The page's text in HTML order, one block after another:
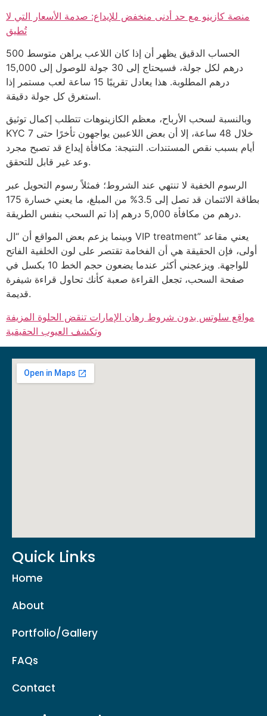
منصة كازينو مع حد أدنى منخفض للإيداع: صدمة الأسعار التي لا
تُطيق
الحساب الدقيق يظهر أن إذا كان اللاعب يراهن متوسط 500
درهم لكل جولة، فسيحتاج إلى 30 جولة للوصول إلى 15,000
درهم المطلوبة. هذا يعادل تقريبًا 15 ساعة لعب مستمر إذا
استغرق كل جولة دقيقة.
وبالنسبة لسحب الأرباح، معظم الكازينوهات تتطلب إكمال توثيق
KYC خلال 48 ساعة، إلا أن بعض اللاعبين يواجهون تأخرًا حتى 7
أيام بسبب نقص المستندات. النتيجة: مكافأة إيداع قد تصبح مجرد
وعد غير قابل للتحقق.
الرسوم الخفية لا تنتهي عند الشروط؛ فمثلاً رسوم التحويل عبر
بطاقة الائتمان قد تصل إلى 3.5% من المبلغ، ما يعني خسارة 175
درهم من مكافأة 5,000 درهم إذا تم السحب بنفس الطريقة.
وبينما يزعم بعض المواقع أن “ال VIP treatment” يعني مقاعد
أولى، فإن الحقيقة هي أن الفخامة تقتصر على لون الخلفية الفاتح
للواجهة. ويزعجني أكثر عندما يضعون حجم الخط 10 بكسل في
صفحة السحب، تجعل القراءة صعبة كأنك تحاول قراءة شيفرة
قديمة.
مواقع سلوتس بدون شروط رهان الإمارات تنقض الحلوة المزيفة
وتكشف العيوب الحقيقية
Quick Links
Home
About
Portfolio/Gallery
FAQs
Contact